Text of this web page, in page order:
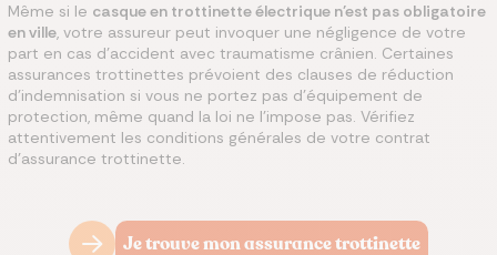
Même si le casque en trottinette électrique n'est pas obligatoire
en ville, votre assureur peut invoquer une négligence de votre
part en cas d'accident avec traumatisme crânien. Certaines
assurances trottinettes prévoient des clauses de réduction
d'indemnisation si vous ne portez pas d'équipement de
protection, même quand la loi ne l'impose pas. Vérifiez
attentivement les conditions générales de votre contrat
d'assurance trottinette.
Je trouve mon assurance trottinette